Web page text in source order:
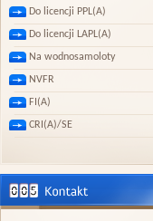
Do licencji PPL(A)
Do licencji LAPL(A)
Na wodnosamoloty
NVFR
FI(A)
CRI(A)/SE